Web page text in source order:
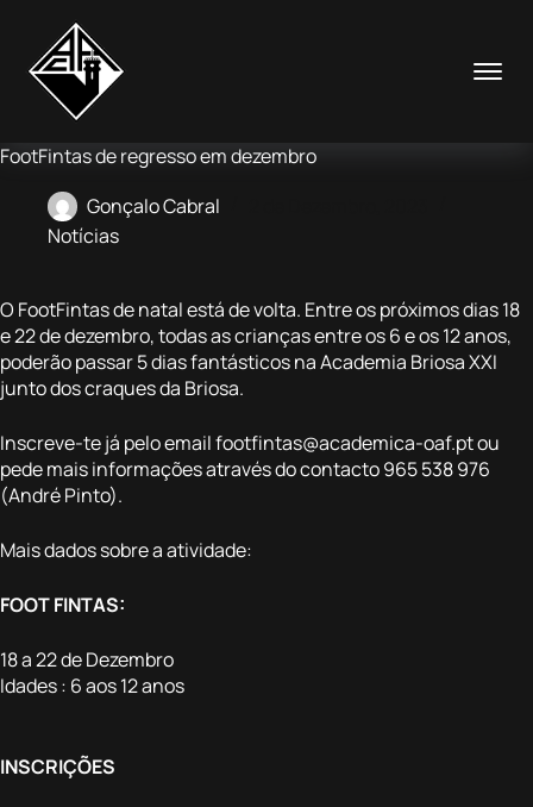
conteúdo
FootFintas de regresso em dezembro
Gonçalo Cabral
Notícias
O FootFintas de natal está de volta. Entre os próximos dias 18
e 22 de dezembro, todas as crianças entre os 6 e os 12 anos,
poderão passar 5 dias fantásticos na Academia Briosa XXI
junto dos craques da Briosa.
Inscreve-te já pelo emailfootfintas@academica-oaf.ptou
pede mais informações através do contacto 965 538 976
(André Pinto).
Mais dados sobre a atividade:
FOOT FINTAS:
18 a 22 de Dezembro
Idades : 6 aos 12 anos
INSCRIÇÕES